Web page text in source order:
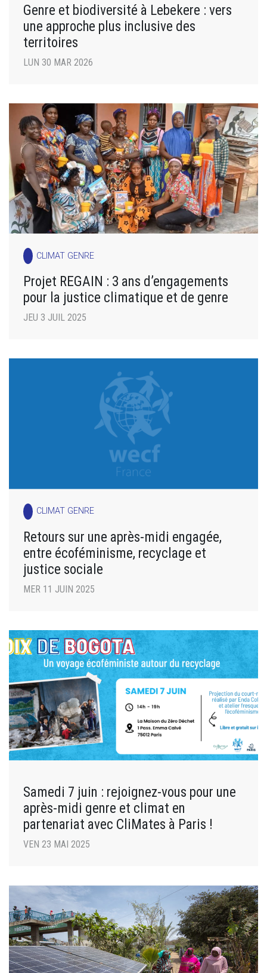
Genre et biodiversité à Lebekere : vers
une approche plus inclusive des
territoires
LUN 30 MAR 2026
CLIMAT GENRE
Projet REGAIN : 3 ans d’engagements
pour la justice climatique et de genre
JEU 3 JUIL 2025
CLIMAT GENRE
Retours sur une après-midi engagée,
entre écoféminisme, recyclage et
justice sociale
MER 11 JUIN 2025
Samedi 7 juin : rejoignez-vous pour une
après-midi genre et climat en
partenariat avec CliMates à Paris !
VEN 23 MAI 2025